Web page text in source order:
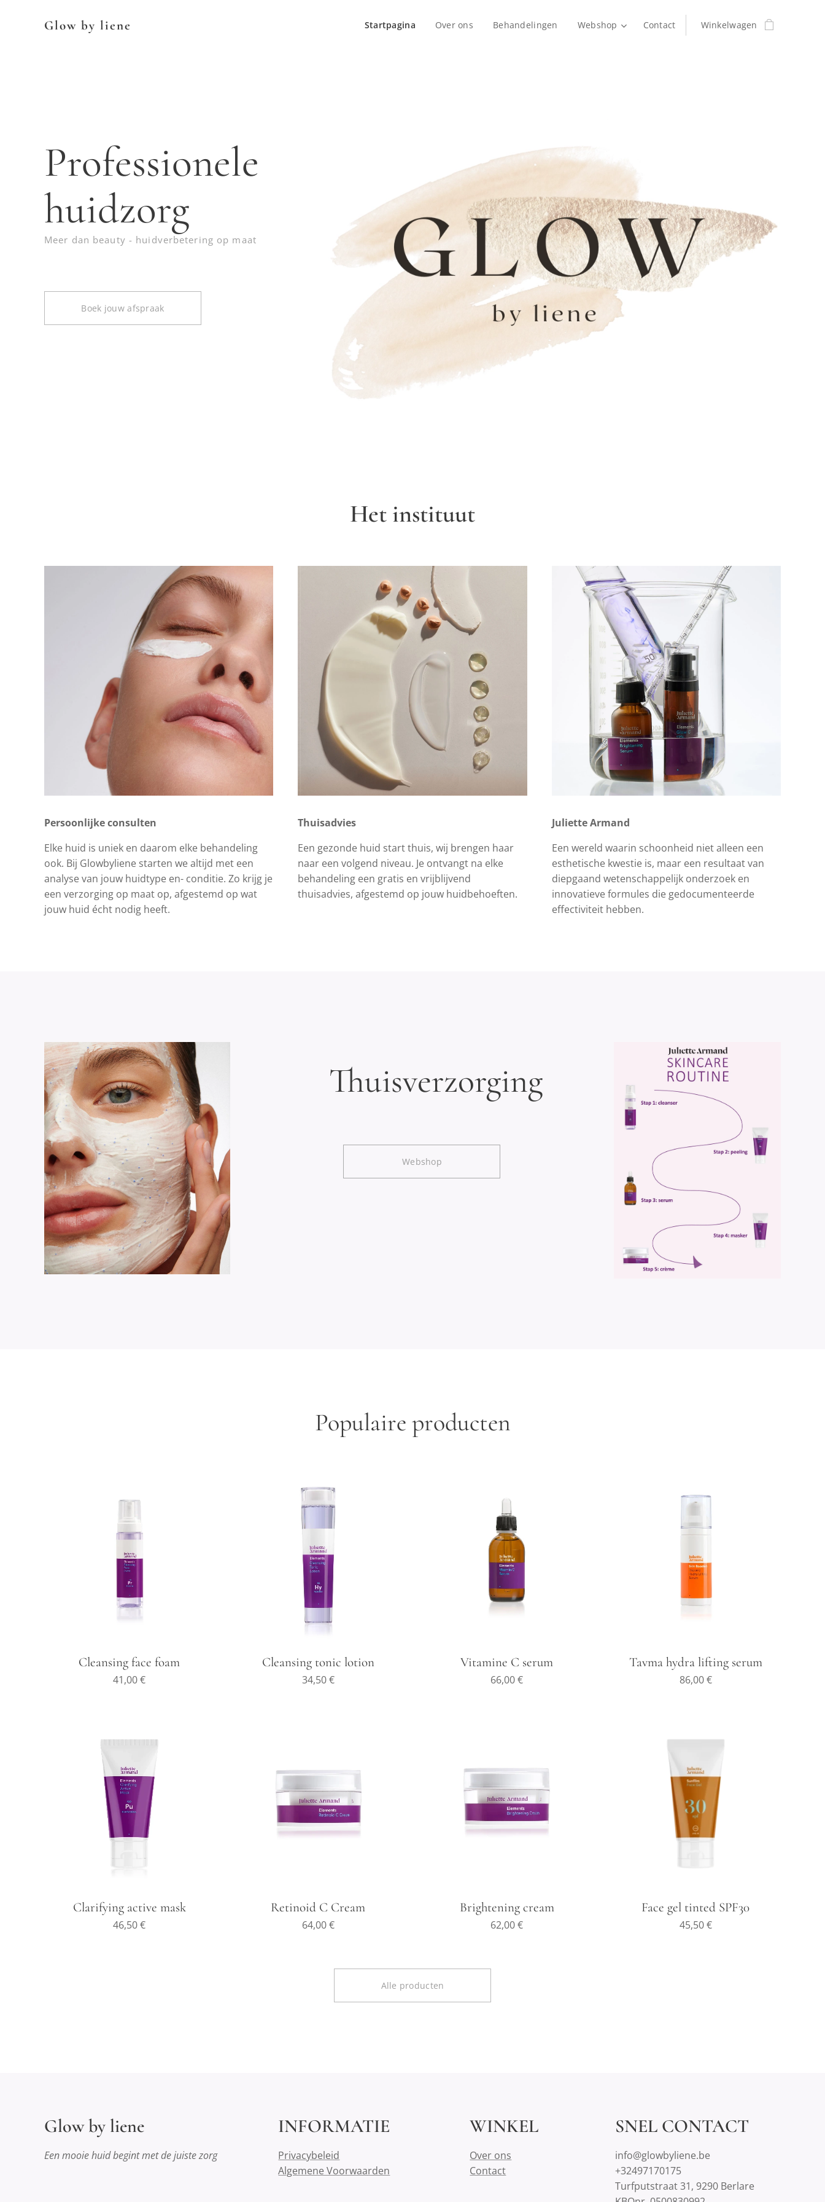
Glow by liene Startpagina Over ons Behandelingen Webshop Contact Winkelwagen
Professionele
huidzorg
Meer dan beauty - huidverbetering op maat
Boek jouw afspraak
Het instituut
Persoonlijke consulten
Elke huid is uniek en daarom elke behandeling
ook. Bij Glowbyliene starten we altijd met een
analyse van jouw huidtype en- conditie. Zo krijg je
een verzorging op maat op, afgestemd op wat
jouw huid écht nodig heeft.
Thuisadvies
Een gezonde huid start thuis, wij brengen haar
naar een volgend niveau. Je ontvangt na elke
behandeling een gratis en vrijblijvend
thuisadvies, afgestemd op jouw huidbehoeften.
Juliette Armand
Een wereld waarin schoonheid niet alleen een
esthetische kwestie is, maar een resultaat van
diepgaand wetenschappelijk onderzoek en
innovatieve formules die gedocumenteerde
effectiviteit hebben.
Thuisverzorging
Webshop
Populaire producten
Cleansing face foam
41,00€
Cleansing tonic lotion
34,50€
Vitamine C serum
66,00€
Tavma hydra lifting serum
86,00€
Clarifying active mask
46,50€
Retinoid C Cream
64,00€
Brightening cream
62,00€
Face gel tinted SPF30
45,50€
Alle producten
Glow by liene
Een mooie huid begint met de juiste zorg
INFORMATIE
Privacybeleid
Algemene Voorwaarden
WINKEL
Over ons
Contact
SNEL CONTACT
info@glowbyliene.be
+32497170175
Turfputstraat 31, 9290 Berlare